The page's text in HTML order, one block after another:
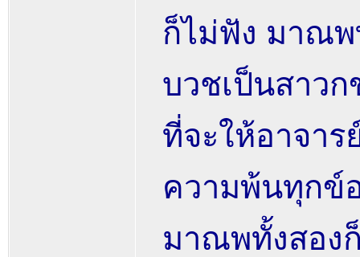
ก็ไม่ฟัง มาณ
บวชเป็นสาว
ที่จะให้อาจา
ความพ้นทุกข์
มาณพทั้งสองก็